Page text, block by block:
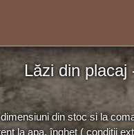
Lăzi din placaj
din stoc si la
la apa, îngheț ( condiții